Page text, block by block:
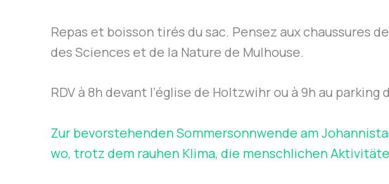
Repas et boisson tirés du sac. Pensez aux chaussures
des Sciences et de la Nature de Mulhouse.
RDV à 8h devant l’église de Holtzwihr ou à 9h au
Zur bevorstehenden Sommersonnwende am
wo, trotz dem rauhen Klima, die menschlichen